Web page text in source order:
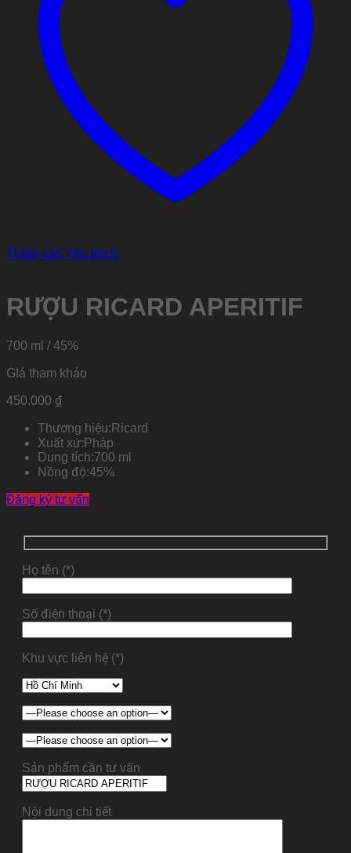
Thêm vào Yêu thích
RƯỢU RICARD APERITIF
700 ml / 45%
GIá tham khảo
450.000 ₫
Thương hiệu: Ricard
Xuất xứ: Pháp
Dung tích:700 ml
Nồng độ:45%
Đăng ký tư vấn
Họ tên (*)
Số điện thoại (*)
Khu vực liên hệ (*)
Sản phẩm cần tư vấn
Nội dung chi tiết